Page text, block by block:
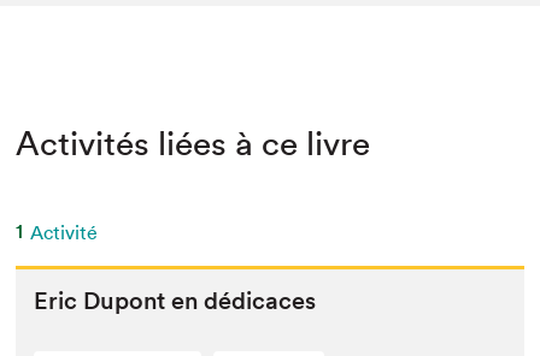
Activités liées à ce livre
1 Activité
Eric Dupont en dédicaces